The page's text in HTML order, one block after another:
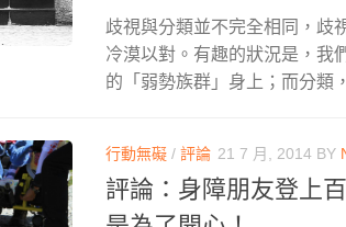
歧視與分類並不完全相同，歧
冷漠以對。有趣的狀況是，我
的「弱勢族群」身上；而分類
行動無礙 / 評論 21 7 月, 2014 BY
評論：身障朋友登上